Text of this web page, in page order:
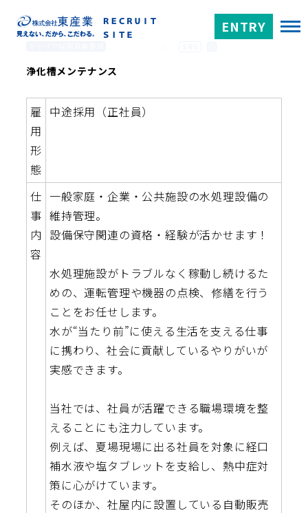
ENTRY
浄化槽メンテナンス
雇
用
形
態
中途採用（正社員）
仕
事
内
容
一般家庭・企業・公共施設の水処理設備の
維持管理。
設備保守関連の資格・経験が活かせます！
水処理施設がトラブルなく稼動し続けるた
めの、運転管理や機器の点検、修繕を行う
ことをお任せします。
水が“当たり前”に使える生活を支える仕事
に携わり、社会に貢献しているやりがいが
実感できます。
当社では、社員が活躍できる職場環境を整
えることにも注力しています。
例えば、夏場現場に出る社員を対象に経口
補水液や塩タブレットを支給し、熱中症対
策に心がけています。
そのほか、社屋内に設置している自動販売